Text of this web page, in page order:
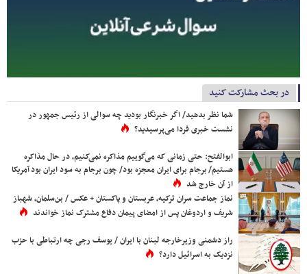
در بحث مشارکت کنید
شما نظر بدهید/ اگر خبرنگار بودید چه سوالی از رئیس جمهور در
نشست خبری فردا می‌پرسیدید؟
ابوالفتح: حتی زمانی که می‌گوییم مذاکره نمی‌کنیم، در حال مذاکره
هستیم/ برجام برای ایران معجزه بود/ چون برجام به سود ایران بود آمریکا
از آن خارج شد
نماز جماعت سران ترکیه، عربستان و پاکستان + عکس / بن‌سلمان، شهباز
شریف و اردوغان پس از امضای پیمان دفاع مشترک نماز خواندند
راز دشمنی وزیرخارجه لبنان با ایران / یوسف رجی چه ارتباطی با حزب
نزدیک به اسرائیل دارد؟